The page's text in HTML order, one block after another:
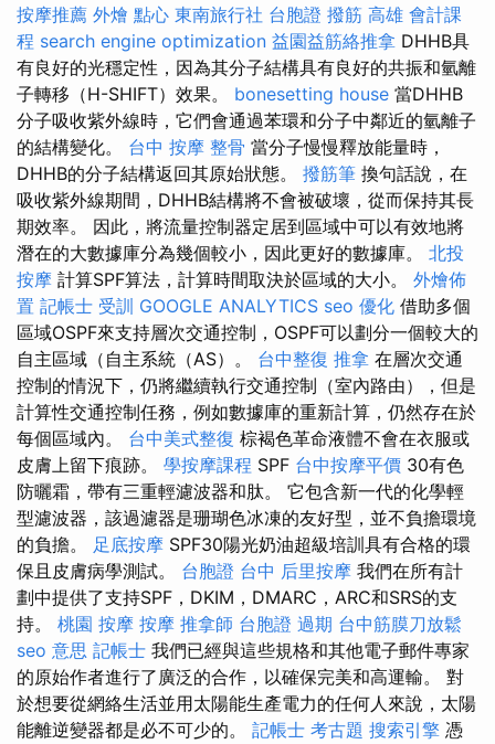
按摩推薦 外燴 點心 東南旅行社 台胞證 撥筋 高雄 會計課
程 search engine optimization 益園益筋絡推拿 DHHB具
有良好的光穩定性，因為其分子結構具有良好的共振和氫離
子轉移（H-SHIFT）效果。 bonesetting house 當DHHB
分子吸收紫外線時，它們會通過苯環和分子中鄰近的氫離子
的結構變化。 台中 按摩 整骨 當分子慢慢釋放能量時，
DHHB的分子結構返回其原始狀態。 撥筋筆 換句話說，在
吸收紫外線期間，DHHB結構將不會被破壞，從而保持其長
期效率。 因此，將流量控制器定居到區域中可以有效地將
潛在的大數據庫分為幾個較小，因此更好的數據庫。 北投
按摩 計算SPF算法，計算時間取決於區域的大小。 外燴佈
置 記帳士 受訓 GOOGLE ANALYTICS seo 優化 借助多個
區域OSPF來支持層次交通控制，OSPF可以劃分一個較大的
自主區域（自主系統（AS）。 台中整復 推拿 在層次交通
控制的情況下，仍將繼續執行交通控制（室內路由），但是
計算性交通控制任務，例如數據庫的重新計算，仍然存在於
每個區域內。 台中美式整復 棕褐色革命液體不會在衣服或
皮膚上留下痕跡。 學按摩課程 SPF 台中按摩平價 30有色
防曬霜，帶有三重輕濾波器和肽。 它包含新一代的化學輕
型濾波器，該過濾器是珊瑚色冰凍的友好型，並不負擔環境
的負擔。 足底按摩 SPF30陽光奶油超級培訓具有合格的環
保且皮膚病學測試。 台胞證 台中 后里按摩 我們在所有計
劃中提供了支持SPF，DKIM，DMARC，ARC和SRS的支
持。 桃園 按摩 按摩 推拿師 台胞證 過期 台中筋膜刀放鬆
seo 意思 記帳士 我們已經與這些規格和其他電子郵件專家
的原始作者進行了廣泛的合作，以確保完美和高運輸。 對
於想要從網絡生活並用太陽能生產電力的任何人來說，太陽
能離逆變器都是必不可少的。 記帳士 考古題 搜索引擎 憑